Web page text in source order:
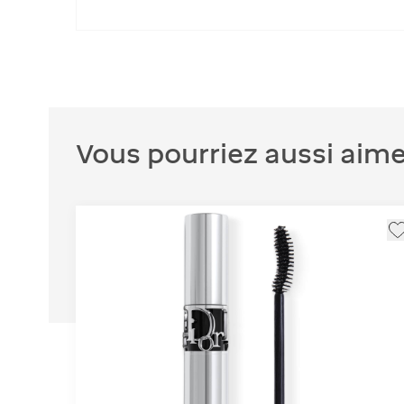
Vous pourriez aussi